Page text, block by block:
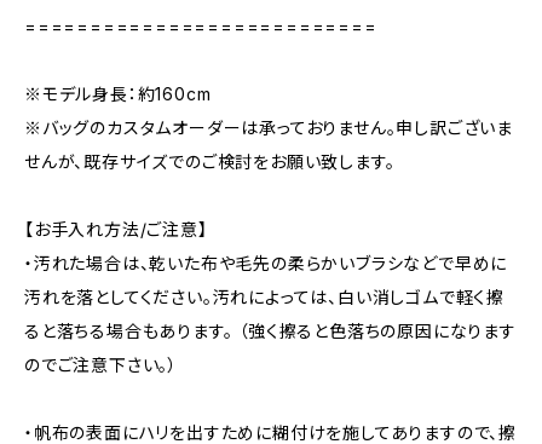
===========================
※モデル身長：約160cm
※バッグのカスタムオーダーは承っておりません。申し訳ございま
せんが、既存サイズでのご検討をお願い致します。
【お手入れ方法/ご注意】
・汚れた場合は、乾いた布や毛先の柔らかいブラシなどで早めに
汚れを落としてください。汚れによっては、白い消しゴムで軽く擦
ると落ちる場合もあります。 （強く擦ると色落ちの原因になります
のでご注意下さい。）
・帆布の表面にハリを出すために糊付けを施してありますので、擦